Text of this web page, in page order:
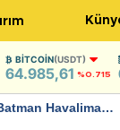
BITCOIN(USDT)
64.985,61 %0.715
Havalimanı